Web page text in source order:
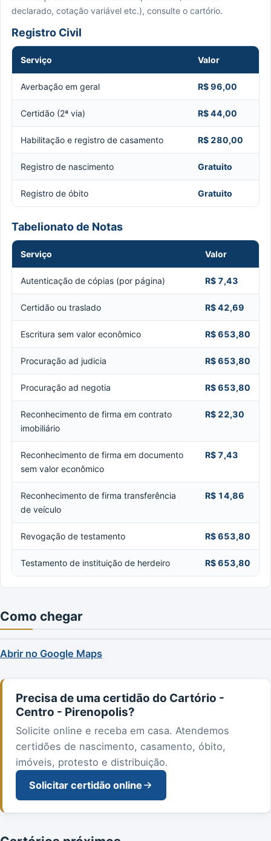
declarado, cotação variável etc.), consulte o cartório.
Registro Civil
Serviço Valor
Averbação em geral R$ 96,00
Certidão (2ª via) R$ 44,00
Habilitação e registro de casamento R$ 280,00
Registro de nascimento Gratuito
Registro de óbito Gratuito
Tabelionato de Notas
Serviço Valor
Autenticação de cópias (por página) R$ 7,43
Certidão ou traslado R$ 42,69
Escritura sem valor econômico R$ 653,80
Procuração ad judicia R$ 653,80
Procuração ad negotia R$ 653,80
Reconhecimento de firma em contrato
imobiliário
R$ 22,30
Reconhecimento de firma em documento
sem valor econômico
R$ 7,43
Reconhecimento de firma transferência
de veículo
R$ 14,86
Revogação de testamento R$ 653,80
Testamento de instituição de herdeiro R$ 653,80
Como chegar
Abrir no Google Maps
Precisa de uma certidão do Cartório -
Centro - Pirenopolis?
Solicite online e receba em casa. Atendemos
certidões de nascimento, casamento, óbito,
imóveis, protesto e distribuição.
Solicitar certidão online